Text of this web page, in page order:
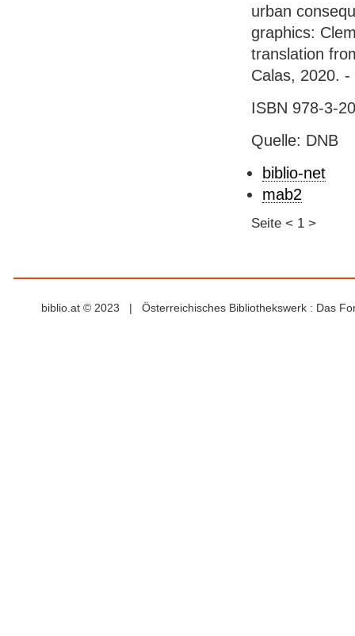
urban
graphics:
translation
Calas, 2020.
ISBN 978-3-
Quelle: DNB
biblio-net
mab2
Seite < 1 >
biblio.at © 2023 | Österreichisches Bibliothekswerk : Das